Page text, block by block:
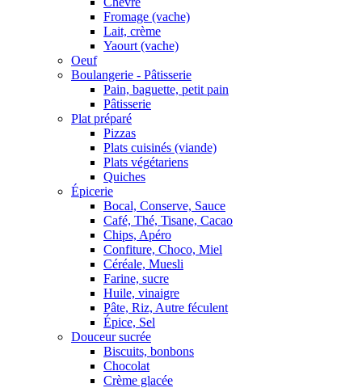
Fromage (vache)
Lait, crème
Yaourt (vache)
Oeuf
Boulangerie - Pâtisserie
Pain, baguette, petit pain
Pâtisserie
Plat préparé
Pizzas
Plats cuisinés (viande)
Plats végétariens
Quiches
Épicerie
Bocal, Conserve, Sauce
Café, Thé, Tisane, Cacao
Chips, Apéro
Confiture, Choco, Miel
Céréale, Muesli
Farine, sucre
Huile, vinaigre
Pâte, Riz, Autre féculent
Épice, Sel
Douceur sucrée
Biscuits, bonbons
Chocolat
Crème glacée